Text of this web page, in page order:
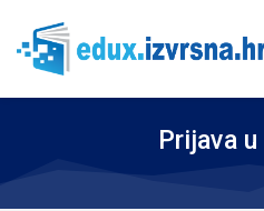
Prijava